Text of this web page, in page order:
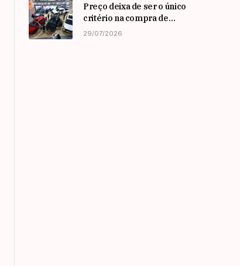
Preço deixa de ser o único
critério na compra de
automóveis em angola
29/07/2026